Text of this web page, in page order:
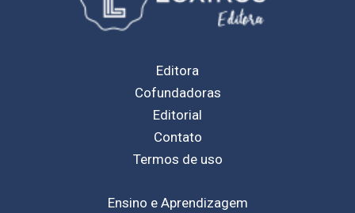
Editora
Cofundadoras
Editorial
Contato
Termos de uso
Ensino e Aprendizagem